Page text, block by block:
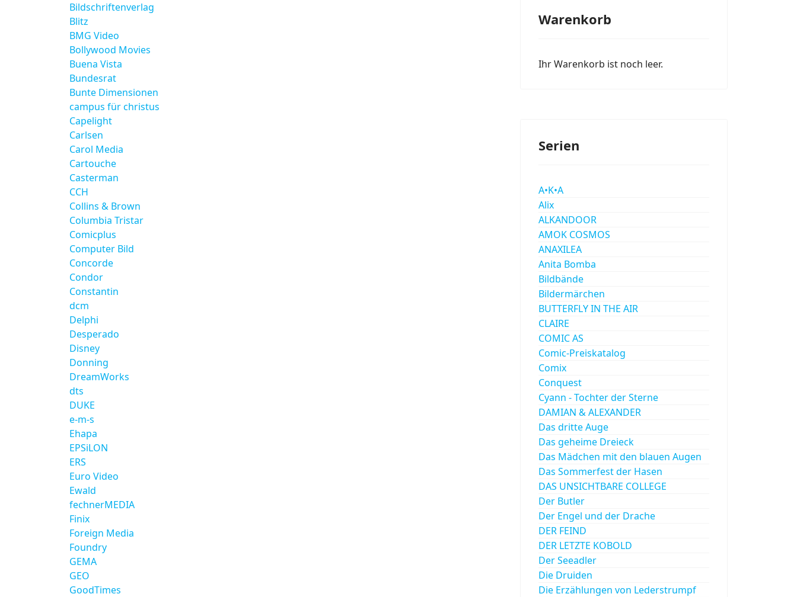
Bildschriftenverlag
Blitz
BMG Video
Bollywood Movies
Buena Vista
Bundesrat
Bunte Dimensionen
campus für christus
Capelight
Carlsen
Carol Media
Cartouche
Casterman
CCH
Collins & Brown
Columbia Tristar
Comicplus
Computer Bild
Concorde
Condor
Constantin
dcm
Delphi
Desperado
Disney
Donning
DreamWorks
dts
DUKE
e-m-s
Ehapa
EPSiLON
ERS
Euro Video
Ewald
fechnerMEDIA
Finix
Foreign Media
Foundry
GEMA
GEO
GoodTimes
Warenkorb
Ihr Warenkorb ist noch leer.
Serien
A•K•A
Alix
ALKANDOOR
AMOK COSMOS
ANAXILEA
Anita Bomba
Bildbände
Bildermärchen
BUTTERFLY IN THE AIR
CLAIRE
COMIC AS
Comic-Preiskatalog
Comix
Conquest
Cyann - Tochter der Sterne
DAMIAN & ALEXANDER
Das dritte Auge
Das geheime Dreieck
Das Mädchen mit den blauen Augen
Das Sommerfest der Hasen
DAS UNSICHTBARE COLLEGE
Der Butler
Der Engel und der Drache
DER FEIND
DER LETZTE KOBOLD
Der Seeadler
Die Druiden
Die Erzählungen von Lederstrumpf